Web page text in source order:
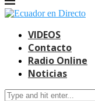
VIDEOS
Contacto
Radio Online
Noticias